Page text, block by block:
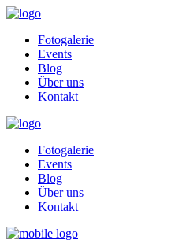
Fotogalerie
Events
Blog
Über uns
Kontakt
Fotogalerie
Events
Blog
Über uns
Kontakt